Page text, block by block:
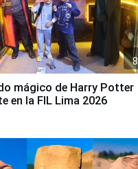
8
mágico de Harry Potter
en la FIL Lima 2026